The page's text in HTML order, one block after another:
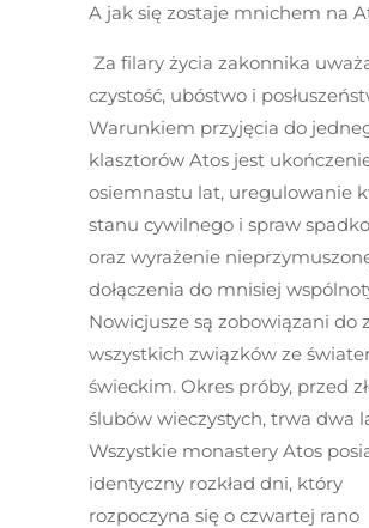
A jak się zostaje mnichem na
Za filary życia zakonnika
czystość, ubóstwo i
Warunkiem przyjęcia do
klasztorów Atos jest
osiemnastu lat, uregulowanie
stanu cywilnego i spraw
oraz wyrażenie
dołączenia do mnisiej
Nowicjusze są zobowiązani do
wszystkich związków ze
świeckim. Okres próby, przed
ślubów wieczystych, trwa dwa
Wszystkie monastery Atos
identyczny rozkład dni, który
rozpoczyna się o czwartej rano